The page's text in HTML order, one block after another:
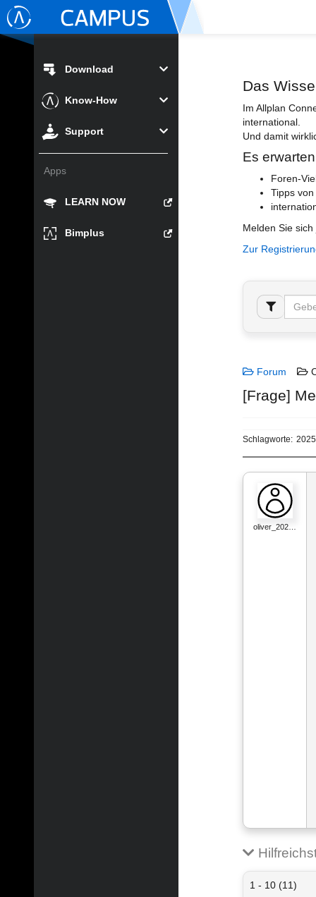
Download
Know-How
Support
Apps
LEARN NOW
Bimplus
Das
Im Allplan
international.
Und damit
Es
Foren-
Tipps
Melden Sie
Zur
Forum
[Frage]
Schlagworte: 2025
oliver_202…
1 - 10 (11)